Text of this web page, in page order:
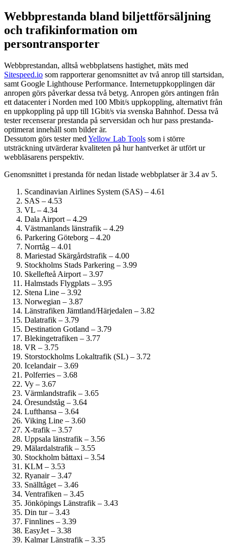
Webbprestanda bland biljettförsäljning
och trafikinformation om
persontransporter
Webbprestandan, alltså webbplatsens hastighet, mäts med
Sitespeed.io som rapporterar genomsnittet av två anrop till startsidan,
samt Google Lighthouse Performance. Internet­uppkopplingen där
anropen görs påverkar dessa två betyg. Anropen görs antingen från
ett datacenter i Norden med 100 Mbit/s uppkoppling, alternativt från
en uppkoppling på upp till 1Gbit/s via svenska Bahnhof. Dessa två
tester recenserar prestanda på serversidan och hur pass prestanda­
optimerat innehåll som bilder är.
Dessutom görs tester med Yellow Lab Tools som i större
utsträckning utvärderar kvaliteten på hur hantverket är utfört ur
webbläsarens perspektiv.
Genomsnittet i prestanda för nedan listade webbplatser är 3.4 av 5.
Scandinavian Airlines System (SAS) – 4.61
SAS – 4.53
VL – 4.34
Dala Airport – 4.29
Västmanlands länstrafik – 4.29
Parkering Göteborg – 4.20
Norrtåg – 4.01
Mariestad Skärgårdstrafik – 4.00
Stockholms Stads Parkering – 3.99
Skellefteå Airport – 3.97
Halmstads Flygplats – 3.95
Stena Line – 3.92
Norwegian – 3.87
Länstrafiken Jämtland/Härjedalen – 3.82
Dalatrafik – 3.79
Destination Gotland – 3.79
Blekingetrafiken – 3.77
VR – 3.75
Storstockholms Lokaltrafik (SL) – 3.72
Icelandair – 3.69
Polferries – 3.68
Vy – 3.67
Värmlandstrafik – 3.65
Öresundståg – 3.64
Lufthansa – 3.64
Viking Line – 3.60
X-trafik – 3.57
Uppsala länstrafik – 3.56
Mälardalstrafik – 3.55
Stockholm båttaxi – 3.54
KLM – 3.53
Ryanair – 3.47
Snälltåget – 3.46
Ventrafiken – 3.45
Jönköpings Länstrafik – 3.43
Din tur – 3.43
Finnlines – 3.39
EasyJet – 3.38
Kalmar Länstrafik – 3.35